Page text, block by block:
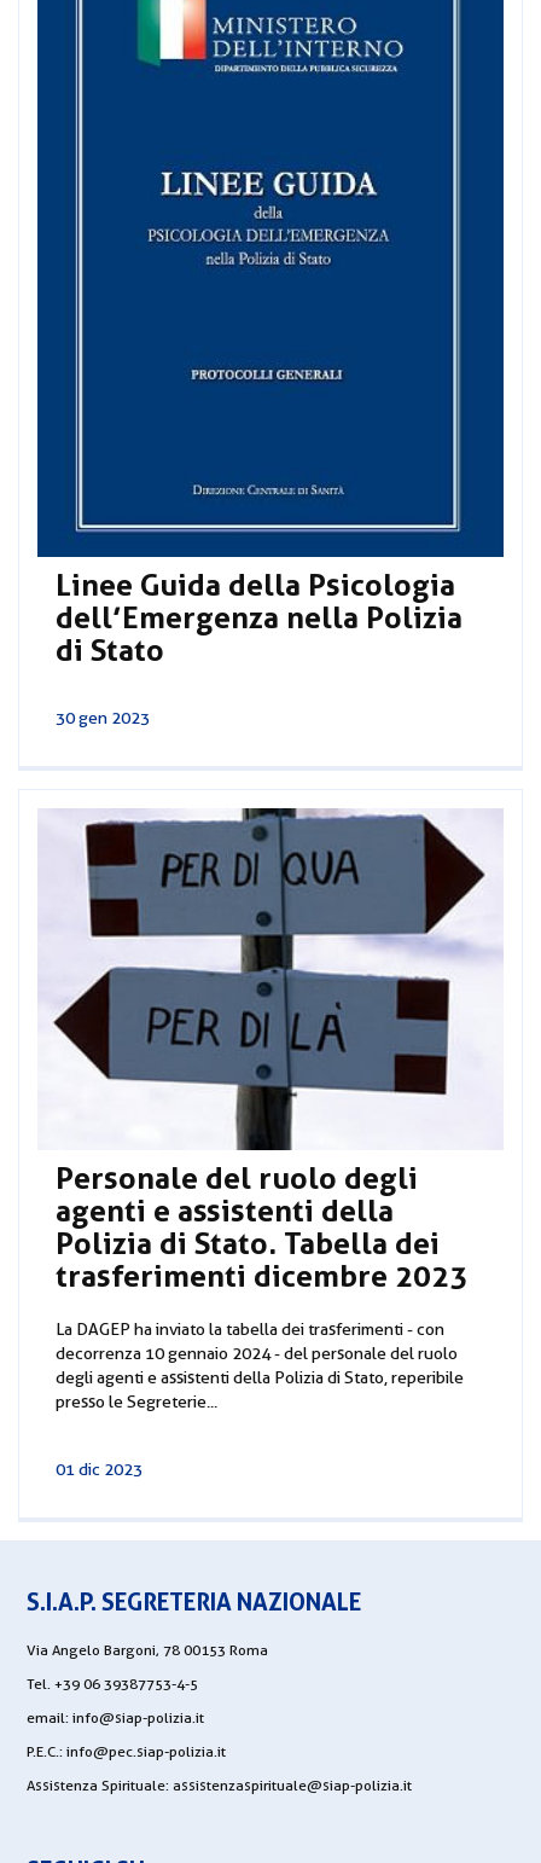
Linee Guida della Psicologia
dell’Emergenza nella Polizia
di Stato
30 gen 2023
Personale del ruolo degli
agenti e assistenti della
Polizia di Stato. Tabella dei
trasferimenti dicembre 2023
La DAGEP ha inviato la tabella dei trasferimenti - con
decorrenza 10 gennaio 2024 - del personale del ruolo
degli agenti e assistenti della Polizia di Stato, reperibile
presso le Segreterie...
01 dic 2023
S.I.A.P. SEGRETERIA NAZIONALE
Via Angelo Bargoni, 78 00153 Roma
Tel. +39 06 39387753-4-5
email: info@siap-polizia.it
P.E.C.: info@pec.siap-polizia.it
Assistenza Spirituale: assistenzaspirituale@siap-polizia.it